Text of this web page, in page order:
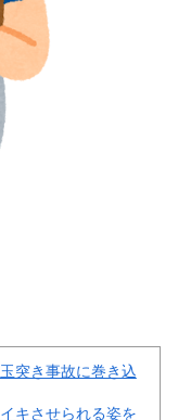
突き事故に巻き込
キさせられる姿を